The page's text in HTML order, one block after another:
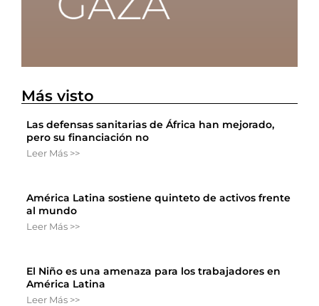
Más visto
Las defensas sanitarias de África han mejorado,
pero su financiación no
Leer Más >>
América Latina sostiene quinteto de activos frente
al mundo
Leer Más >>
El Niño es una amenaza para los trabajadores en
América Latina
Leer Más >>